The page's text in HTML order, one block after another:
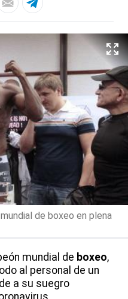
de boxeo en plena
mundial de boxeo,
al personal de un
a su suegro